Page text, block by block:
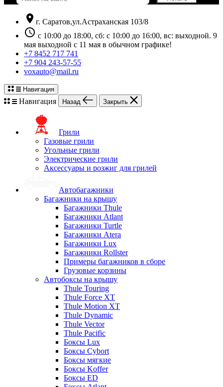
location_on г. Саратов,ул.Астраханская 103/8
schedule с 10:00 до 18:00, сб: с 10:00 до 16:00, вс: выходной. 9
мая выходной с 11 мая в обычном графике!
+7 8452 717 741
+7 904 243-57-55
voxauto@mail.ru
Навигация
Навигация Назад Закрыть
Грили
Газовые грили
Угольные грили
Электрические грили
Аксессуары и розжиг для грилей
Автобагажники
Багажники на крышу
Багажники Thule
Багажники Atlant
Багажники Turtle
Багажники Atera
Багажники Lux
Багажники Rollster
Примеры багажников в сборе
Грузовые корзины
Автобоксы на крышу
Thule Touring
Thule Force XT
Thule Motion XT
Thule Dynamic
Thule Vector
Thule Pacific
Боксы Lux
Боксы Cybort
Боксы мягкие
Боксы Koffer
Боксы ED